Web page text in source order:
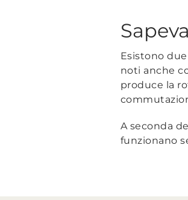
Esistono
noti anche
produce la
A seconda
funzionano